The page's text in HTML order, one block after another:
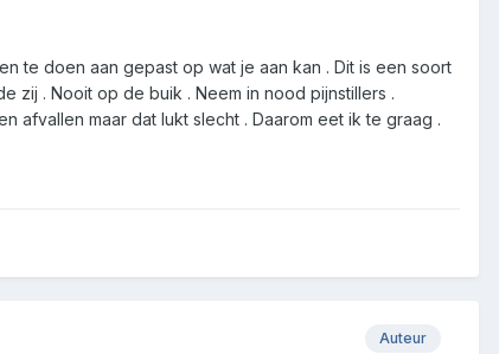
te doen aan gepast op wat je aan kan . Dit is een soort
zij . Nooit op de buik . Neem in nood pijnstillers .
afvallen maar dat lukt slecht . Daarom eet ik te graag .
Auteur